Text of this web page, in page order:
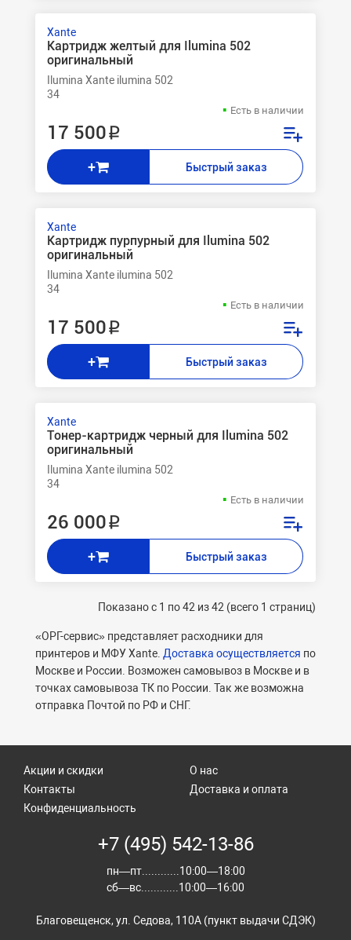
Xante
Картридж желтый для Ilumina 502
оригинальный
Ilumina Xante ilumina 502
34
Есть в наличии
17 500 ₽
+ Быстрый заказ
Xante
Картридж пурпурный для Ilumina 502
оригинальный
Ilumina Xante ilumina 502
34
Есть в наличии
17 500 ₽
+ Быстрый заказ
Xante
Тонер-картридж черный для Ilumina 502
оригинальный
Ilumina Xante ilumina 502
34
Есть в наличии
26 000 ₽
+ Быстрый заказ
Показано с 1 по 42 из 42 (всего 1 страниц)
«ОРГ-сервис» представляет расходники для
принтеров и МФУ Xante. Доставка осуществляется по
Москве и России. Возможен самовывоз в Москве и в
точках самовывоза ТК по России. Так же возможна
отправка Почтой по РФ и СНГ.
Акции и скидки
Контакты
О нас
Доставка и оплата
Конфиденциальность
+7 (495) 542-13-86
пн—пт............10:00—18:00
сб—вс............10:00—16:00
Благовещенск, ул. Седова, 110А (пункт выдачи СДЭК)